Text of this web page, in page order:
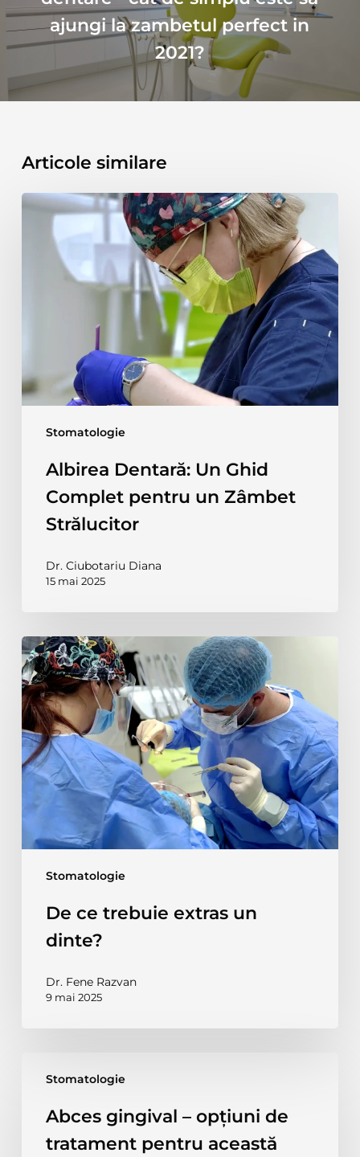
ajungi la zambetul perfect in
2021?
Articole similare
Stomatologie
Albirea
Dentară:
Complet
Strălucitor
Albirea Dentară: Un Ghid
Complet pentru un Zâmbet
Strălucitor
Dr. Ciubotariu Diana
15 mai 2025
Stomatologie
De
ce
trebuie
extras
un
dinte?
De ce trebuie extras un
dinte?
Dr. Fene Razvan
9 mai 2025
Stomatologie
gingival
opțiuni
Abces gingival – opțiuni de
tratament pentru această